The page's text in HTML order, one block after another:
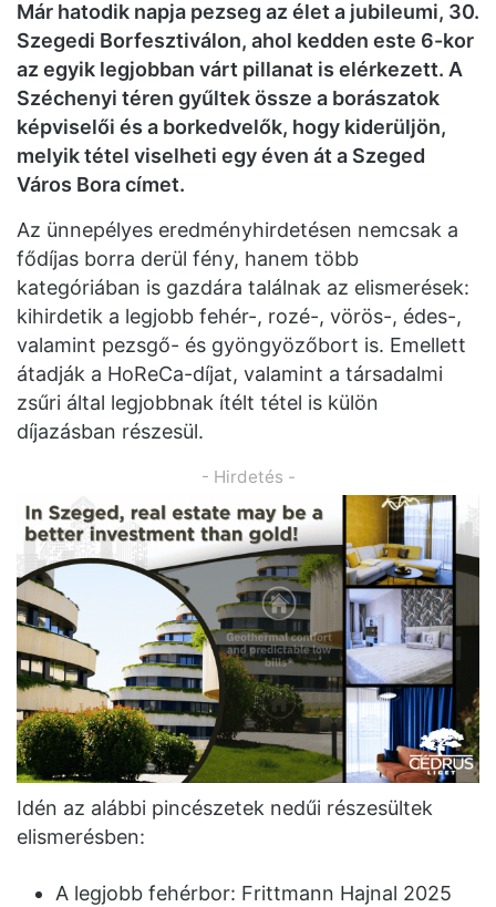
Már hatodik napja pezseg az élet a jubileumi, 30.
Szegedi Borfesztiválon, ahol kedden este 6-kor
az egyik legjobban várt pillanat is elérkezett. A
Széchenyi téren gyűltek össze a borászatok
képviselői és a borkedvelők, hogy kiderüljön,
melyik tétel viselheti egy éven át a Szeged
Város Bora címet.
Az ünnepélyes eredményhirdetésen nemcsak a
fődíjas borra derül fény, hanem több
kategóriában is gazdára találnak az elismerések:
kihirdetik a legjobb fehér-, rozé-, vörös-, édes-,
valamint pezsgő- és gyöngyözőbort is. Emellett
átadják a HoReCa-díjat, valamint a társadalmi
zsűri által legjobbnak ítélt tétel is külön
díjazásban részesül.
- Hirdetés -
Idén az alábbi pincészetek nedűi részesültek
elismerésben:
A legjobb fehérbor: Frittmann Hajnal 2025